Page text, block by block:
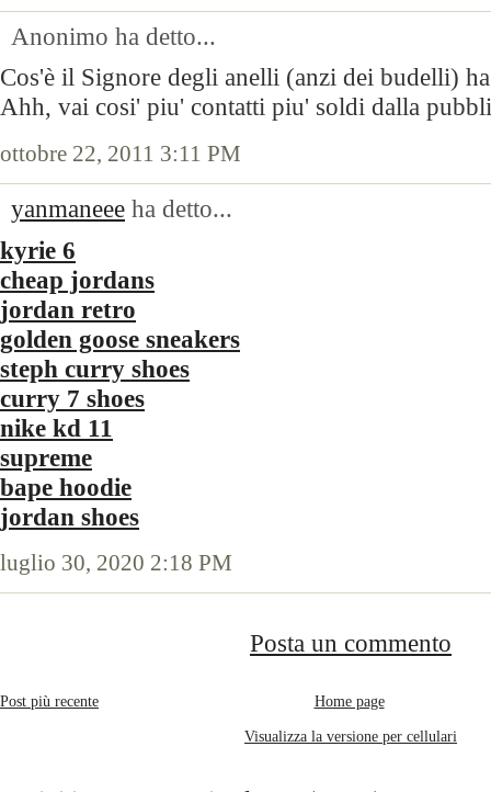
Anonimo ha detto...
Cos'è il Signore degli anelli (anzi dei budelli)
Ahh, vai cosi' piu' contatti piu' soldi dalla
ottobre 22, 2011 3:11 PM
yanmaneee ha detto...
kyrie 6
cheap jordans
jordan retro
golden goose sneakers
steph curry shoes
curry 7 shoes
nike kd 11
supreme
bape hoodie
jordan shoes
luglio 30, 2020 2:18 PM
Posta un commento
Post più recente
Home page
Visualizza la versione per cellulari